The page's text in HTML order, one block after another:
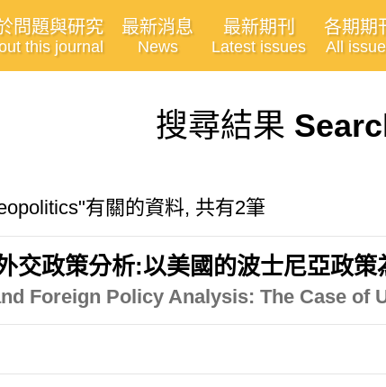
問題與研究
this journal
最新消息
News
最新期刊
Latest issues
各期期
All
搜尋結果
有關的資料, 共有2筆
交政策分析:以美國的波士尼亞政策
Foreign Policy Analysis: The Case of